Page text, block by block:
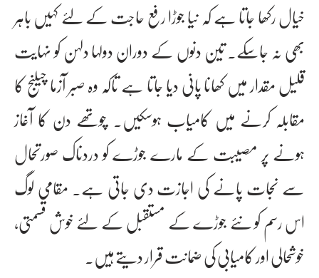
خیال رکھا جاتا ہے کہ نیا جوڑا رفع حاجت کے لئے کہیں باہر
بھی نہ جاسکے۔ تین دنوں کے دوران دولہا دلہن کو نہایت
قلیل مقدار میں کھانا پانی دیا جاتا ہے تاکہ وہ صبر آزما چیلنج کا
مقابلہ کرنے میں کامیاب ہوسکیں۔ چوتھے دن کا آغاز
ہونے پر مصیبت کے مارے جوڑے کو دردناک صورتحال
سے نجات پانے کی اجازت دی جاتی ہے۔ مقامی لوگ
اس رسم کو نئے جوڑے کے مستقبل کے لئے خوش قسمتی،
خوشحالی اور کامیابی کی ضمانت قرار دیتے ہیں۔